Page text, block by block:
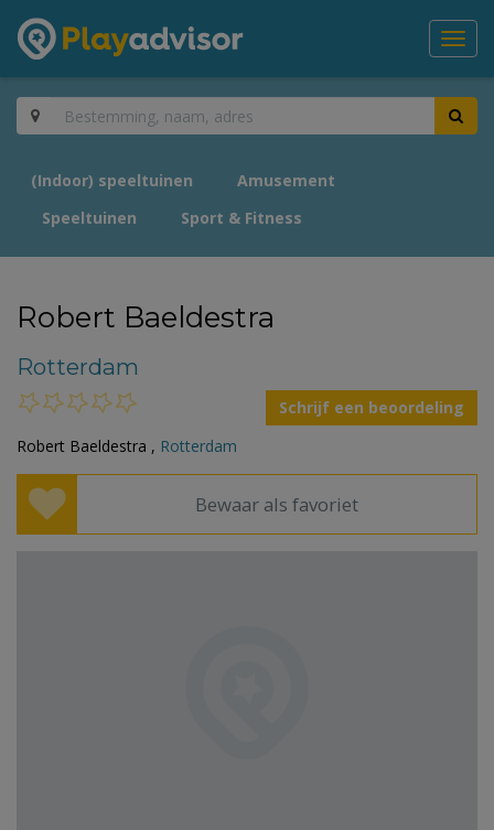
(Indoor) speeltuinen
Amusement
Speeltuinen
Sport & Fitness
Robert Baeldestra
Rotterdam
Schrijf een beoordeling
Robert Baeldestra , Rotterdam
Bewaar als favoriet